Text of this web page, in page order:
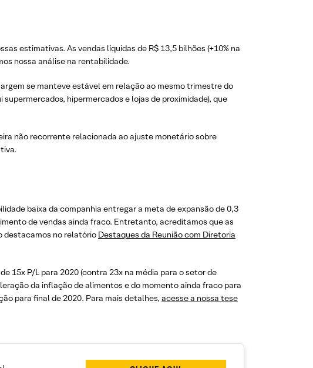
estimativas. As vendas líquidas de R$ 13,5 bilhões (+10% na
nossa análise na rentabilidade.
se manteve estável em relação ao mesmo trimestre do
hipermercados e lojas de proximidade), que
não recorrente relacionada ao ajuste monetário sobre
baixa da companhia entregar a meta de expansão de 0,3
de vendas ainda fraco. Entretanto, acreditamos que as
destacamos no relatório Destaques da Reunião com Diretoria
15x P/L para 2020 (contra 23x na média para o setor de
da inflação de alimentos e do momento ainda fraco para
para final de 2020. Para mais detalhes, acesse a nossa tese